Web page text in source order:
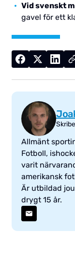
Vid svenskt
gavel för ett
Allmänt
Fotboll,
varit
amerikansk
Är utbildad
drygt 15 år.